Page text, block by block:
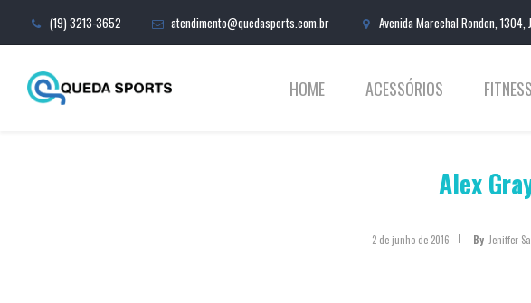
(19) 3213-3652 atendimento@quedasports.com.br Avenida Marechal Rondon,
HOME ACESSÓRIOS FITNESS
Alex
2 de junho de 2016 By Jeniffer